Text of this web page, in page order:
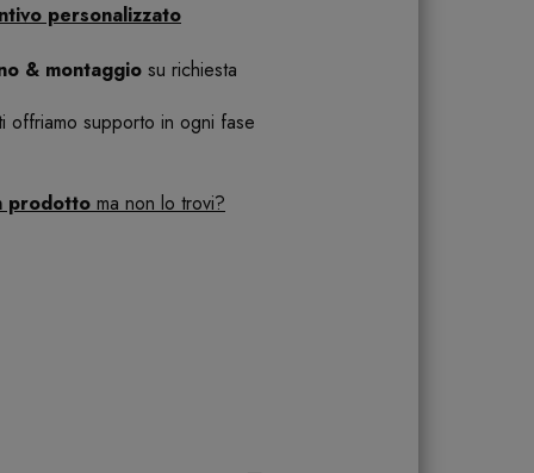
personalizzato
& montaggio su richiesta
offriamo supporto in ogni fase
prodotto ma non lo trovi?